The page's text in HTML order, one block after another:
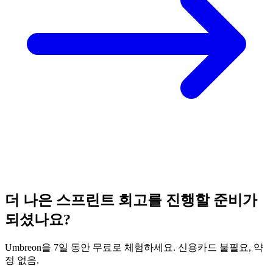
더 나은 스프린트 회고를 진행할 준비가
되셨나요?
Umbreon을 7일 동안 무료로 체험하세요. 신용카드 불필요, 약
정 없음.